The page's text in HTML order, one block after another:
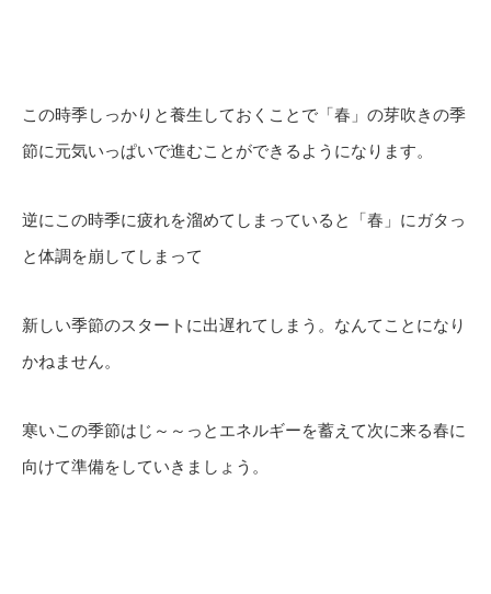
この時季しっかりと養生しておくことで「春」の芽吹きの季
節に元気いっぱいで進むことができるようになります。
逆にこの時季に疲れを溜めてしまっていると「春」にガタっ
と体調を崩してしまって
新しい季節のスタートに出遅れてしまう。なんてことになり
かねません。
寒いこの季節はじ～～っとエネルギーを蓄えて次に来る春に
向けて準備をしていきましょう。